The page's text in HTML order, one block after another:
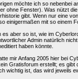
möchte ich so nebenbei
ohne Fenster). Was nützt
gibt. Wenn nur eine
einigermaßen mit so einem
es aber so ist, wie im
Admin natürlich
haben könnte.
mir Anfang 2005 hier bei
Gratisforum erstellt; es gibt
wichtig ist, das wird jeweils